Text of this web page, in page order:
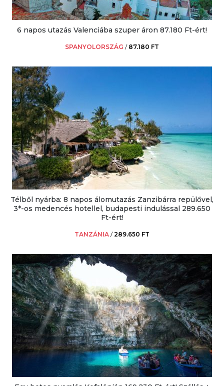
6 napos utazás Valenciába szuper áron 87.180 Ft-ért!
SPANYOLORSZÁG / 87.180 FT
Télből nyárba: 8 napos álomutazás Zanzibárra repülővel,
3*-os medencés hotellel, budapesti indulással 289.650
Ft-ért!
TANZÁNIA /289.650 FT